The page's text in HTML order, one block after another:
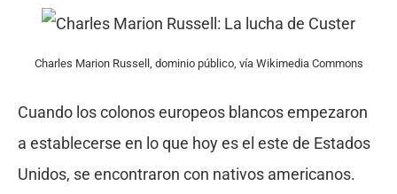
Charles Marion Russell, dominio público, vía Wikimedia Commons
Cuando los colonos europeos blancos empezaron
a establecerse en lo que hoy es el este de Estados
Unidos, se encontraron con nativos americanos.